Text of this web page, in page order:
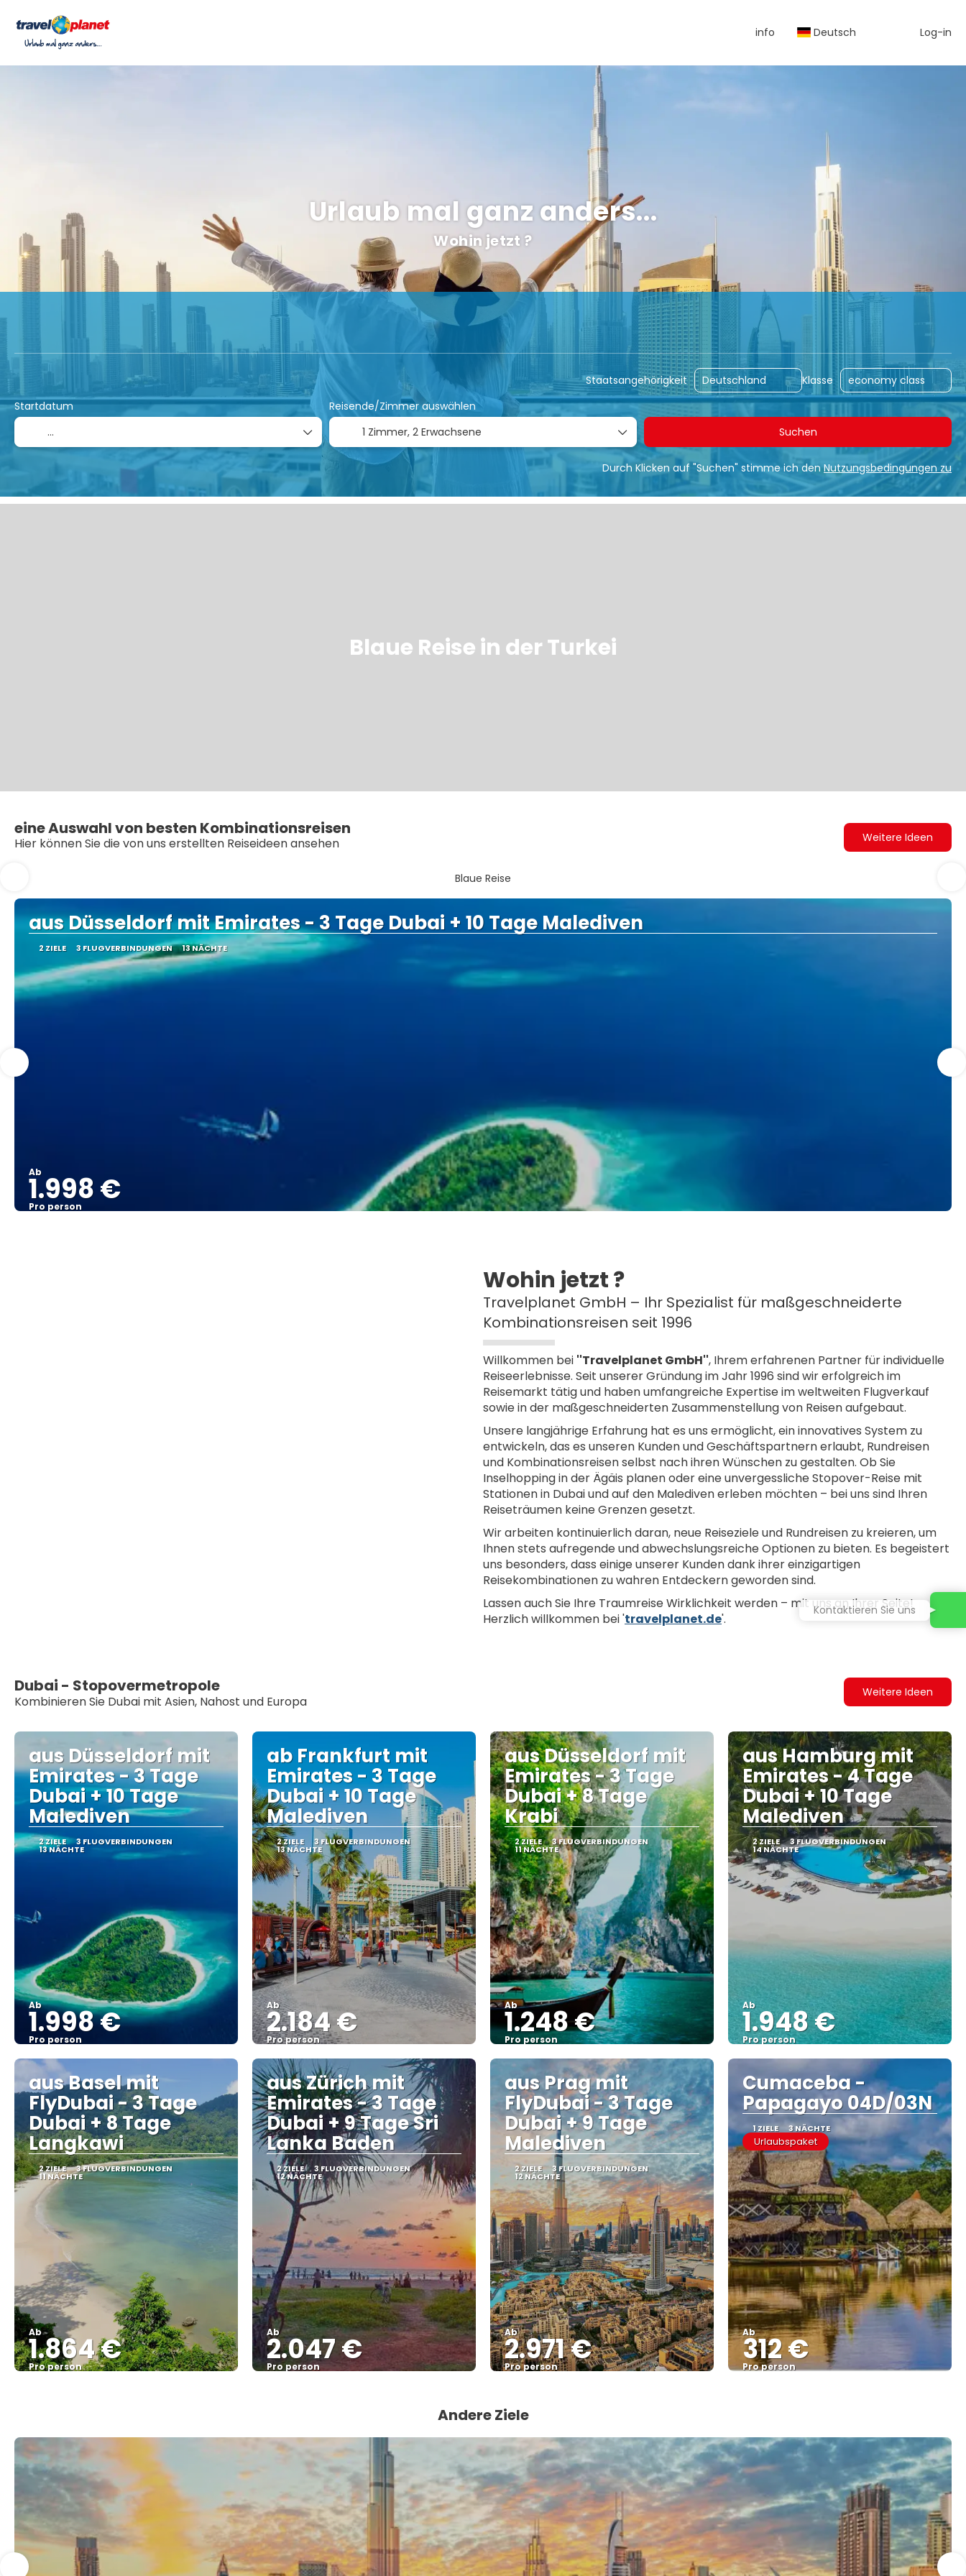
info Deutsch Log-in
Urlaub mal ganz anders...
Wohin jetzt ?
Kombireisen
Flug + Hotel
Hotels Rundreisen & Blaue Reise
Staatsangehörigkeit
Klasse
Startdatum
Reisende/Zimmer auswählen
1 Zimmer, 2 Erwachsene Suchen
Durch Klicken auf "Suchen" stimme ich denNutzungsbedingungen zu
Blaue Reise in der Turkei
eine Auswahl von besten Kombinationsreisen
Hier können Sie die von uns erstellten Reiseideen ansehen Weitere Ideen
Blaue Reise
aus Düsseldorf mit Emirates - 3 Tage Dubai + 10 Tage Malediven
2 ZIELE 3 FLUGVERBINDUNGEN 13 NÄCHTE
Ab
1.998 €
Pro person
Wohin jetzt ?
Travelplanet GmbH – Ihr Spezialist für maßgeschneiderte
Kombinationsreisen seit 1996
Willkommen bei ''Travelplanet GmbH'', Ihrem erfahrenen Partner für individuelle
Reiseerlebnisse. Seit unserer Gründung im Jahr 1996 sind wir erfolgreich im
Reisemarkt tätig und haben umfangreiche Expertise im weltweiten Flugverkauf
sowie in der maßgeschneiderten Zusammenstellung von Reisen aufgebaut.
Unsere langjährige Erfahrung hat es uns ermöglicht, ein innovatives System zu
entwickeln, das es unseren Kunden und Geschäftspartnern erlaubt, Rundreisen
und Kombinationsreisen selbst nach ihren Wünschen zu gestalten. Ob Sie
Inselhopping in der Ägäis planen oder eine unvergessliche Stopover-Reise mit
Stationen in Dubai und auf den Malediven erleben möchten – bei uns sind Ihren
Reiseträumen keine Grenzen gesetzt.
Wir arbeiten kontinuierlich daran, neue Reiseziele und Rundreisen zu kreieren, um
Ihnen stets aufregende und abwechslungsreiche Optionen zu bieten. Es begeistert
uns besonders, dass einige unserer Kunden dank ihrer einzigartigen
Reisekombinationen zu wahren Entdeckern geworden sind.
Lassen auch Sie Ihre Traumreise Wirklichkeit werden – mit uns an Ihrer Seite!
Herzlich willkommen bei 'travelplanet.de'.
Dubai - Stopovermetropole
Kombinieren Sie Dubai mit Asien, Nahost und Europa
Weitere Ideen
aus Düsseldorf mit
Emirates - 3 Tage
Dubai + 10 Tage
Malediven
2 ZIELE 3 FLUGVERBINDUNGEN
13 NÄCHTE
Ab
1.998 €
Pro person
Sehen
ab Frankfurt mit
Emirates - 3 Tage
Dubai + 10 Tage
Malediven
2 ZIELE 3 FLUGVERBINDUNGEN
13 NÄCHTE
Ab
2.184 €
Pro person
Sehen
aus Düsseldorf mit
Emirates - 3 Tage
Dubai + 8 Tage
Krabi
2 ZIELE 3 FLUGVERBINDUNGEN
11 NÄCHTE
Ab
1.248 €
Pro person
Sehen
aus Hamburg mit
Emirates - 4 Tage
Dubai + 10 Tage
Malediven
2 ZIELE 3 FLUGVERBINDUNGEN
14 NÄCHTE
Ab
1.948 €
Pro person
Sehen
aus Basel mit
FlyDubai - 3 Tage
Dubai + 8 Tage
Langkawi
2 ZIELE 3 FLUGVERBINDUNGEN
11 NÄCHTE
Ab
1.864 €
Pro person
aus Zürich mit
Emirates - 3 Tage
Dubai + 9 Tage Sri
Lanka Baden
2 ZIELE 3 FLUGVERBINDUNGEN
12 NÄCHTE
Ab
2.047 €
Pro person
aus Prag mit
FlyDubai - 3 Tage
Dubai + 9 Tage
Malediven
2 ZIELE 3 FLUGVERBINDUNGEN
12 NÄCHTE
Ab
2.971 €
Pro person
Cumaceba -
Papagayo 04D/03N
1 ZIELE 3 NÄCHTE
Urlaubspaket
Ab
312 €
Pro person
Andere Ziele
Kontaktieren Sie uns